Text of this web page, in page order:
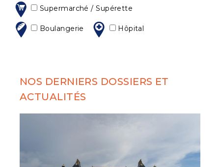
Supermarché / Supérette
Boulangerie Hôpital
NOS DERNIERS DOSSIERS ET
ACTUALITÉS